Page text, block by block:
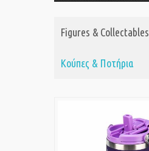
Figures & Collectables
Κούπες & Ποτήρια